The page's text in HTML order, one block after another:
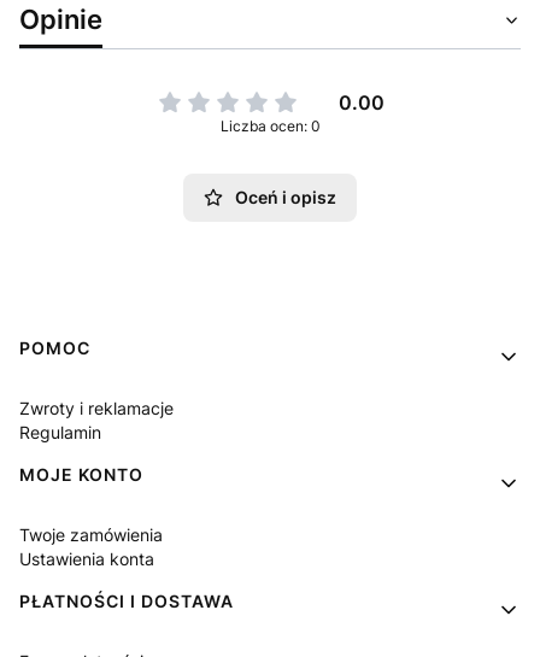
Opinie
0.00
Liczba ocen: 0
Oceń i opisz
Linki w stopce
POMOC
Zwroty i reklamacje
Regulamin
MOJE KONTO
Twoje zamówienia
Ustawienia konta
PŁATNOŚCI I DOSTAWA